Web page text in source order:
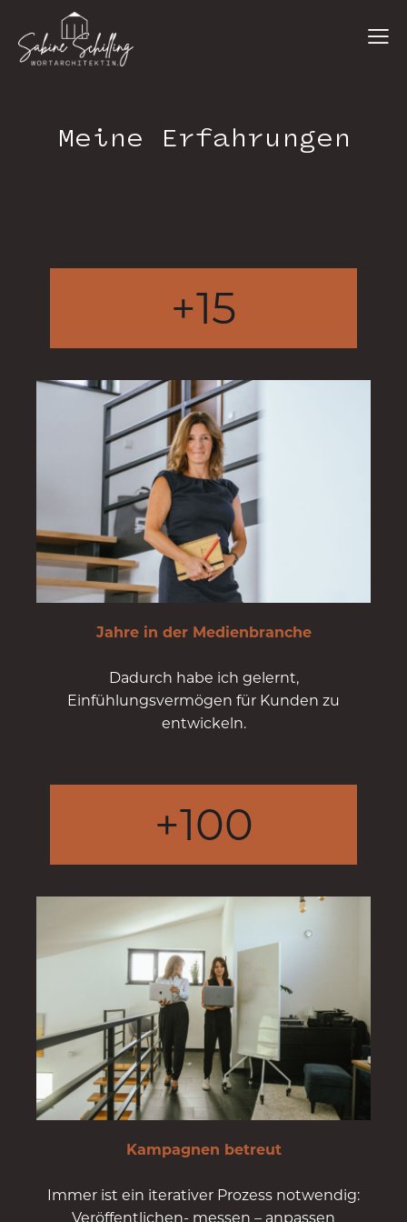
Meine Erfahrungen
+15
Jahre in der Medienbranche
Dadurch habe ich gelernt,
Einfühlungsvermögen für Kunden zu
entwickeln.
+100
Kampagnen betreut
Immer ist ein iterativer Prozess notwendig:
Veröffentlichen- messen – anpassen